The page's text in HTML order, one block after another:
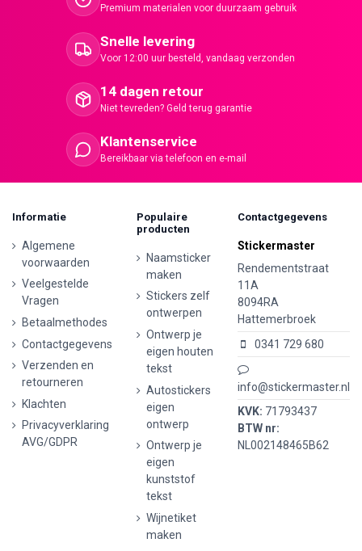
Premium materialen voor duurzaam gebruik
Snelle levering
Voor 12:00 uur besteld, vandaag verzonden
14 dagen retour
Niet tevreden? Geld terug garantie
Klantenservice
Bereikbaar via telefoon en e-mail
Informatie
Algemene
voorwaarden
Veelgestelde
Vragen
Betaalmethodes
Contactgegevens
Verzenden en
retourneren
Klachten
Privacyverklaring
AVG/GDPR
Populaire
producten
Naamsticker
maken
Stickers zelf
ontwerpen
Ontwerp je
eigen houten
tekst
Autostickers
eigen
ontwerp
Ontwerp je
eigen
kunststof
tekst
Wijnetiket
maken
Contactgegevens
Stickermaster
Rendementstraat
11A
8094RA
Hattemerbroek
0341 729 680
info@stickermaster.nl
KVK: 71793437
BTW nr:
NL002148465B62